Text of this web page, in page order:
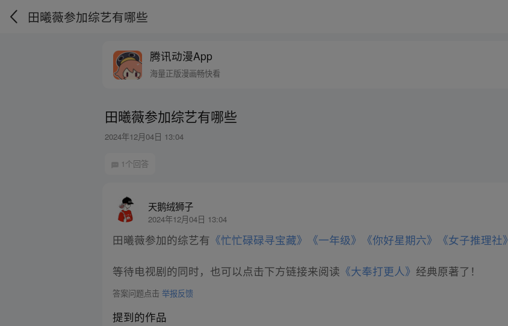
田曦薇参加综艺有哪些
腾讯动漫App
海量正版漫画畅快看
田曦薇参加综艺有哪些
2024年12月04日 13:04
1个回答
天鹅绒狮子
2024年12月04日 13:04
田曦薇参加的综艺有 《忙忙碌碌寻宝藏》 《一年级》 《你好星期六》 《女子推理社》
等待电视剧的同时，也可以点击下方链接来阅读 《大奉打更人》 经典原著了！
答案问题点击举报反馈
提到的作品